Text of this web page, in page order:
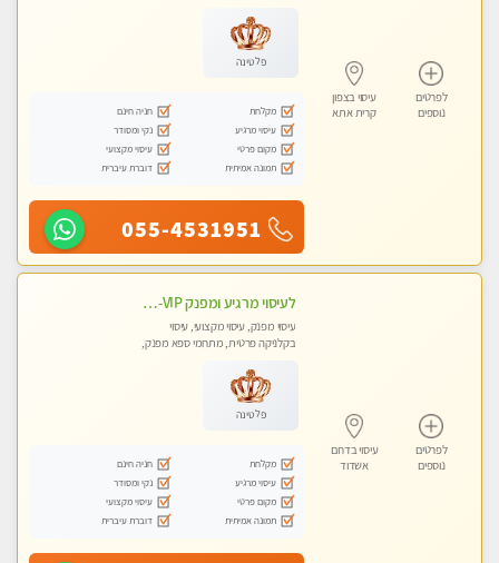
לפרטים
נוספים
עיסוי בצפון
קרית אתא
פלטינה
מקלחת
חניה חינם
עיסוי מרגיע
נקי ומסודר
מקום פרטי
עיסוי מקצועי
תמונה אמיתית
דוברת עיברית
055-4531951
לפרטים
נוספים
עיסוי בדרום
אשדוד
לעיסוי מרגיע ומפנק VIP-מומלץ לחלוטין! פרטי! ​​​​​​ Highly recommended
עיסוי מפנק, עיסוי מקצועי, עיסוי
בקלניקה פרטית, מתחמי ספא מפנק,
טנטרה
פלטינה
מקלחת
חניה חינם
עיסוי מרגיע
נקי ומסודר
מקום פרטי
עיסוי מקצועי
תמונה אמיתית
דוברת עיברית